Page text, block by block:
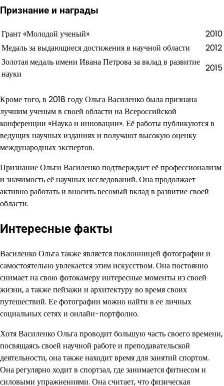
Признание и награды
Грант «Молодой ученый»
2010
Медаль за выдающиеся достижения в научной области
2012
Золотая медаль имени Ивана Петрова за вклад в развитие
науки
2015
Кроме того, в 2018 году Ольга Василенко была признана
лучшим ученым в своей области на Всероссийской
конференции «Наука и инновации». Её работы публикуются в
ведущих научных изданиях и получают высокую оценку
международных экспертов.
Признание Ольги Василенко подтверждает её профессионализм
и значимость её научных исследований. Она продолжает
активно работать и вносить весомый вклад в развитие своей
области.
Интересные факты
Василенко Ольга также является поклонницей фотографии и
самостоятельно увлекается этим искусством. Она постоянно
снимает на свою фотокамеру интересные моменты из своей
жизни, а также пейзажи и архитектуру во время своих
путешествий. Ее фотографии можно найти в ее личных
социальных сетях и онлайн-портфолио.
Хотя Василенко Ольга проводит большую часть своего времени,
посвящаясь своей научной работе и преподавательской
деятельности, она также находит время для занятий спортом.
Она регулярно ходит в спортзал, где занимается фитнесом и
силовыми упражнениями. Она считает, что физическая